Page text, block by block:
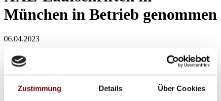
Zustimmung Details Über Cookies
München in Betrieb genommen
06.04.2023
9m lange LED-Laufschriften im Olympia-Einkaufszentrum in
München